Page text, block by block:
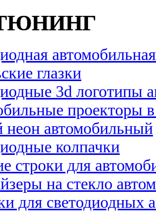
глазки
3d логотипы
проекторы
неон автомобильный
колпачки
строки для
на стекло
для светодиодных